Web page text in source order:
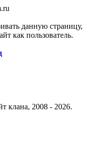
данную страницу,
как пользователь.
клана, 2008 - 2026.